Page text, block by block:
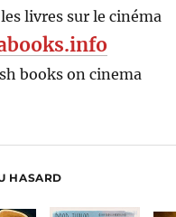
livres sur le cinéma
books on cinema
HASARD